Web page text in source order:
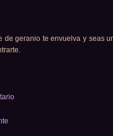
de geranio te envuelva y seas